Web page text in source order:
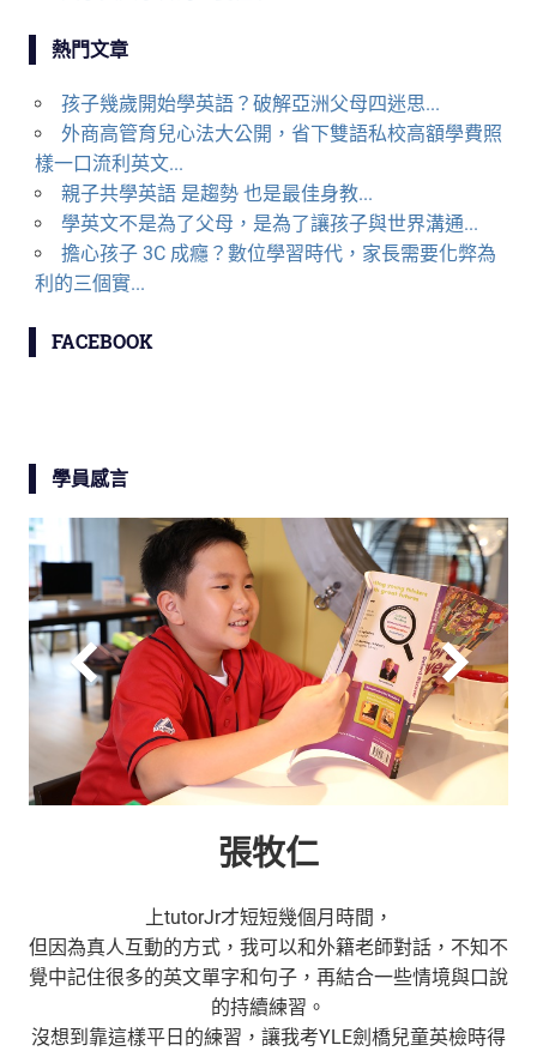
熱門文章
孩子幾歲開始學英語？破解亞洲父母四迷思...
外商高管育兒心法大公開，省下雙語私校高額學費照
樣一口流利英文...
親子共學英語 是趨勢 也是最佳身教...
學英文不是為了父母，是為了讓孩子與世界溝通...
擔心孩子 3C 成癮？數位學習時代，家長需要化弊為
利的三個實...
FACEBOOK
學員感言
張牧仁
上tutorJr才短短幾個月時間，
但因為真人互動的方式，我可以和外籍老師對話，不知不
覺中記住很多的英文單字和句子，再結合一些情境與口說
的持續練習。
沒想到靠這樣平日的練習，讓我考YLE劍橋兒童英檢時得